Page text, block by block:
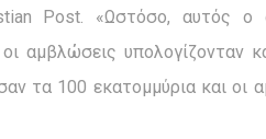
Post. «Ωστόσο, αυτός ο
αμβλώσεις υπολογίζονταν
τα 100 εκατομμύρια και οι